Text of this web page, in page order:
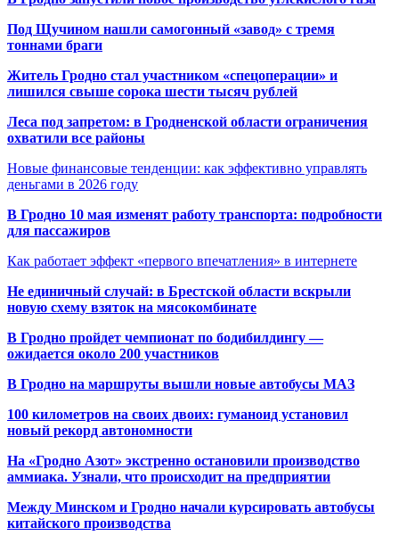
Под Щучином нашли самогонный «завод» с тремя
тоннами браги
Житель Гродно стал участником «спецоперации» и
лишился свыше сорока шести тысяч рублей
Леса под запретом: в Гродненской области ограничения
охватили все районы
Новые финансовые тенденции: как эффективно управлять
деньгами в 2026 году
В Гродно 10 мая изменят работу транспорта: подробности
для пассажиров
Как работает эффект «первого впечатления» в интернете
Не единичный случай: в Брестской области вскрыли
новую схему взяток на мясокомбинате
В Гродно пройдет чемпионат по бодибилдингу —
ожидается около 200 участников
В Гродно на маршруты вышли новые автобусы МАЗ
100 километров на своих двоих: гуманоид установил
новый рекорд автономности
На «Гродно Азот» экстренно остановили производство
аммиака. Узнали, что происходит на предприятии
Между Минском и Гродно начали курсировать автобусы
китайского производства